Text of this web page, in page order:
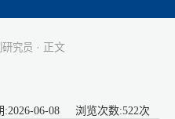
究员 · 正文
:2026-06-08 浏览次数:522次